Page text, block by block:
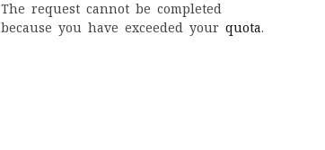
The request cannot be completed
because you have exceeded your quota.